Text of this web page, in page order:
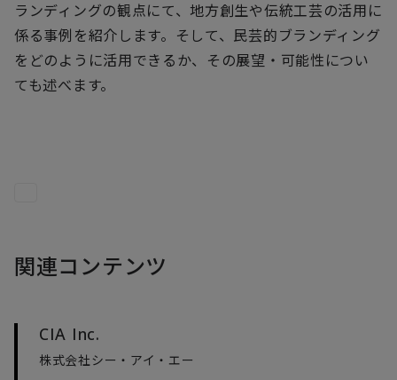
ランディングの観点にて、地方創生や伝統工芸の活用に
係る事例を紹介します。そして、民芸的ブランディング
をどのように活用できるか、その展望・可能性につい
ても述べます。
関連コンテンツ
CIA Inc.
株式会社シー・アイ・エー